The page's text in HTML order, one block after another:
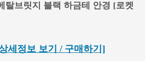
탈브릿지 블랙 하금테 안경 [로켓
세정보 보기 / 구매하기]